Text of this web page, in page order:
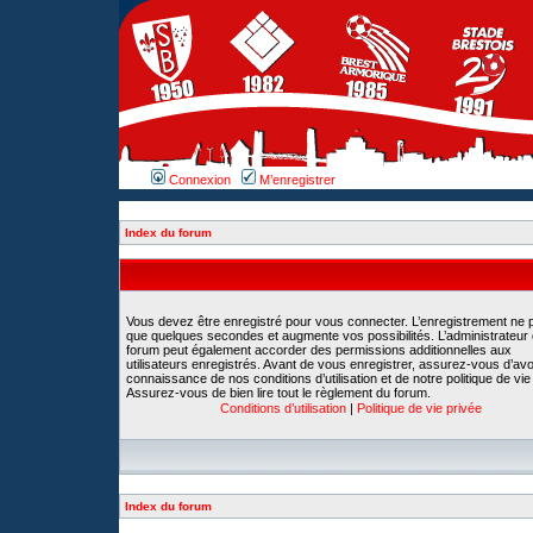
Connexion M’enregistrer
Index du forum
Vous devez être enregistré pour vous connecter. L’enregistrement ne
que quelques secondes et augmente vos possibilités. L’administrateur
forum peut également accorder des permissions additionnelles aux
utilisateurs enregistrés. Avant de vous enregistrer, assurez-vous
connaissance de nos conditions d’utilisation et de notre politique de
Assurez-vous de bien lire tout le règlement du forum.
Conditions d’utilisation | Politique de vie privée
Index du forum